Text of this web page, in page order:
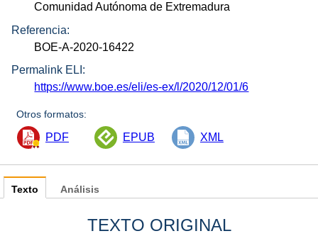
Comunidad Autónoma de Extremadura
Referencia:
BOE-A-2020-16422
Permalink ELI:
https://www.boe.es/eli/es-ex/l/2020/12/01/6
Otros formatos:
PDF EPUB XML
Texto
TEXTO ORIGINAL
Análisis